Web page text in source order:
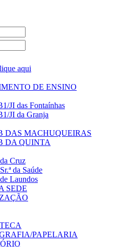
aqui
DE ENSINO
JI das Fontaínhas
JI da Granja
DAS MACHUQUEIRAS
DA QUINTA
Cruz
da Saúde
Laundos
SEDE
PAPELARIA